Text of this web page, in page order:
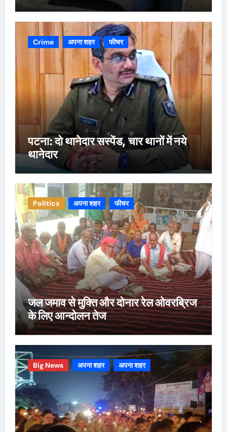
Crime अपना शहर फीचर
पटना: दो थानेदार सस्पेंड, चार थानों में नये
थानेदार
Politics अपना शहर फीचर
जल जमाव से मुक्ति और दोनार रेल ओवरब्रिज
के लिए आन्दोलन तेज
Big News अपना शहर अपना शहर